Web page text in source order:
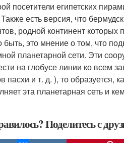
посетители египетских
есть версия, что
родной континент
быть, это мнение о том, что
планетарной сети. Эти
на глобусе линии ко всем
пасхи и т. д. ), то
эта планетарная сеть и
Поделитесь с